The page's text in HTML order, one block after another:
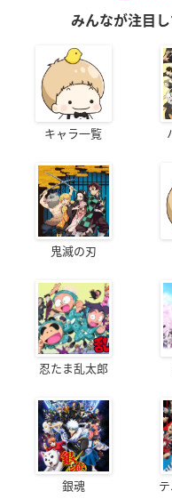
みんなが注目
キャラ一覧
鬼滅の刃
忍たま乱太郎
銀魂